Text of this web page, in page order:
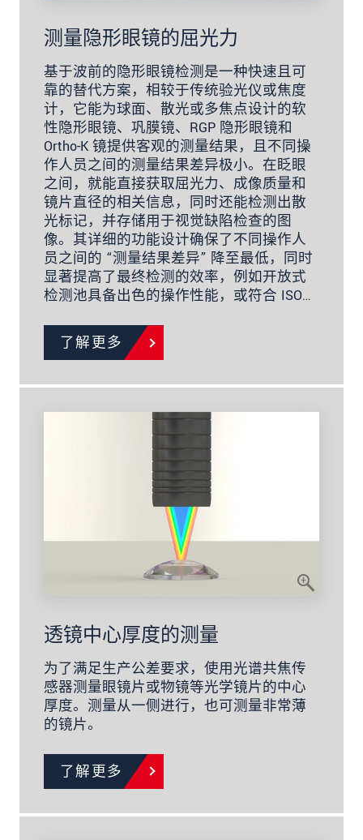
测量隐形眼镜的屈光力
基于波前的隐形眼镜检测是一种快速且可
靠的替代方案，相较于传统验光仪或焦度
计，它能为球面、散光或多焦点设计的软
性隐形眼镜、巩膜镜、RGP 隐形眼镜和
Ortho-K 镜提供客观的测量结果，且不同操
作人员之间的测量结果差异极小。在眨眼
之间，就能直接获取屈光力、成像质量和
镜片直径的相关信息，同时还能检测出散
光标记，并存储用于视觉缺陷检查的图
像。其详细的功能设计确保了不同操作人
员之间的 “测量结果差异” 降至最低，同时
显著提高了最终检测的效率，例如开放式
检测池具备出色的操作性能，或符合 ISO…
了解更多
透镜中心厚度的测量
为了满足生产公差要求，使用光谱共焦传
感器测量眼镜片或物镜等光学镜片的中心
厚度。测量从一侧进行，也可测量非常薄
的镜片。
了解更多